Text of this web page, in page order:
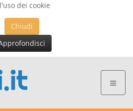
dei cookie
Chiudi